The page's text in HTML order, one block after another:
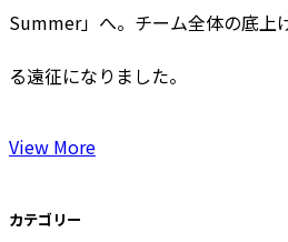
Summer」へ。チーム全体の底上
る遠征になりました。
View More
カテゴリー